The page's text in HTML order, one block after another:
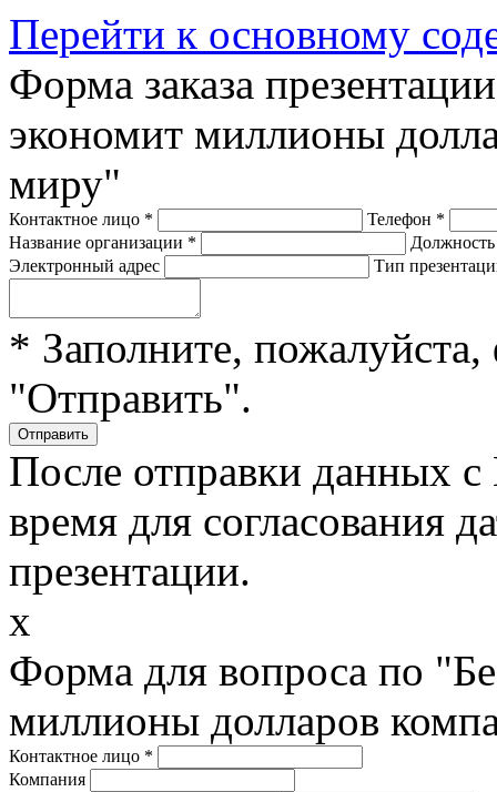
Перейти к основному
Форма заказа
экономит миллионы
миру"
Контактное лицо * Телефон *
Название организации *
Электронный адрес
Тип
* Заполните,
"Отправить".
После отправки данных
время для согласования
презентации.
x
Форма для вопроса по
миллионы долларов
Контактное лицо *
Компания